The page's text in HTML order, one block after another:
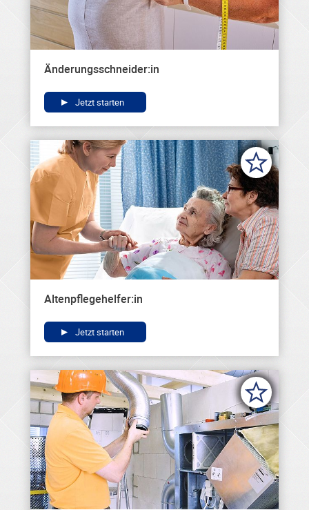
Änderungsschneider:in
Jetzt starten
Altenpflegehelfer:in
Jetzt starten